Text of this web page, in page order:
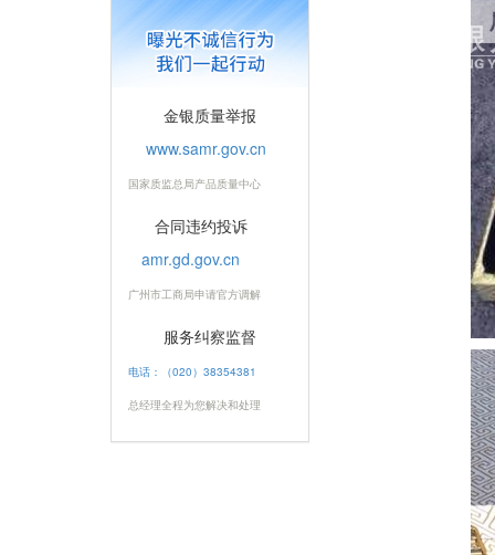
金银质量举报
www.samr.gov.cn
国家质监总局产品质量中心
合同违约投诉
amr.gd.gov.cn
广州市工商局申请官方调解
服务纠察监督
电话：（020）38354381
总经理全程为您解决和处理